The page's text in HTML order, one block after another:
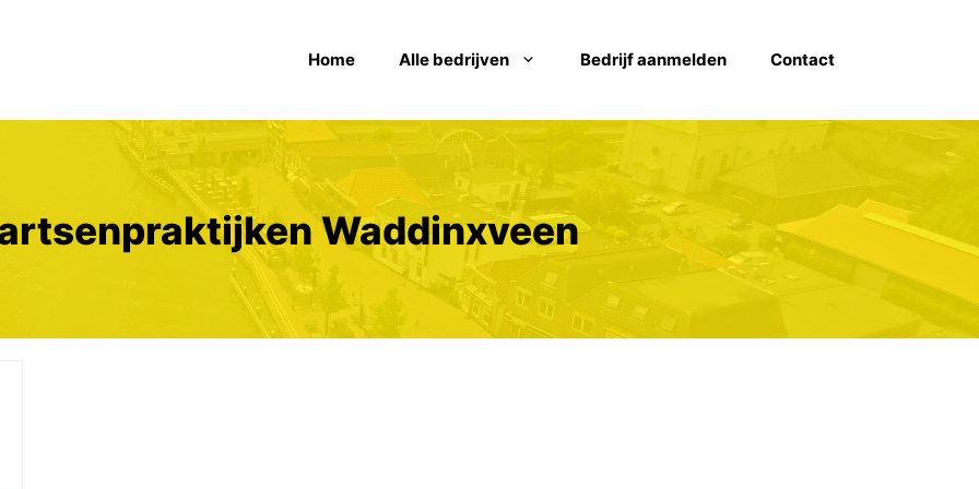
Home Alle bedrijven Bedrijf aanmelden Contact
Waddinxveen